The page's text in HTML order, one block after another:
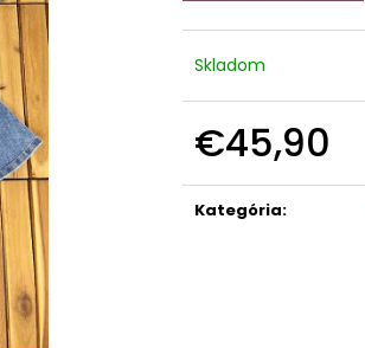
Skladom
€45,90
cena:
Kategória: